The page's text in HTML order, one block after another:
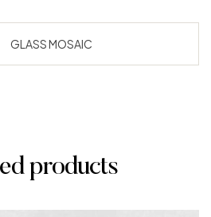
GLASS MOSAIC
products